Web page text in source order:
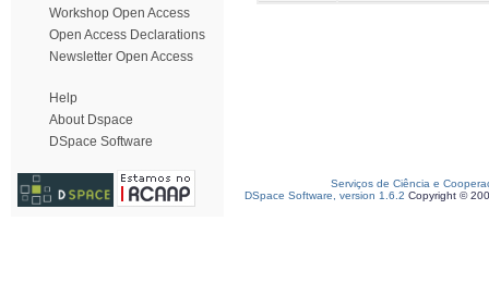
Workshop Open Access
Open Access Declarations
Newsletter Open Access
Help
About Dspace
DSpace Software
Serviços de Ciência e
DSpace Software, version 1.6.2 Copyright ©